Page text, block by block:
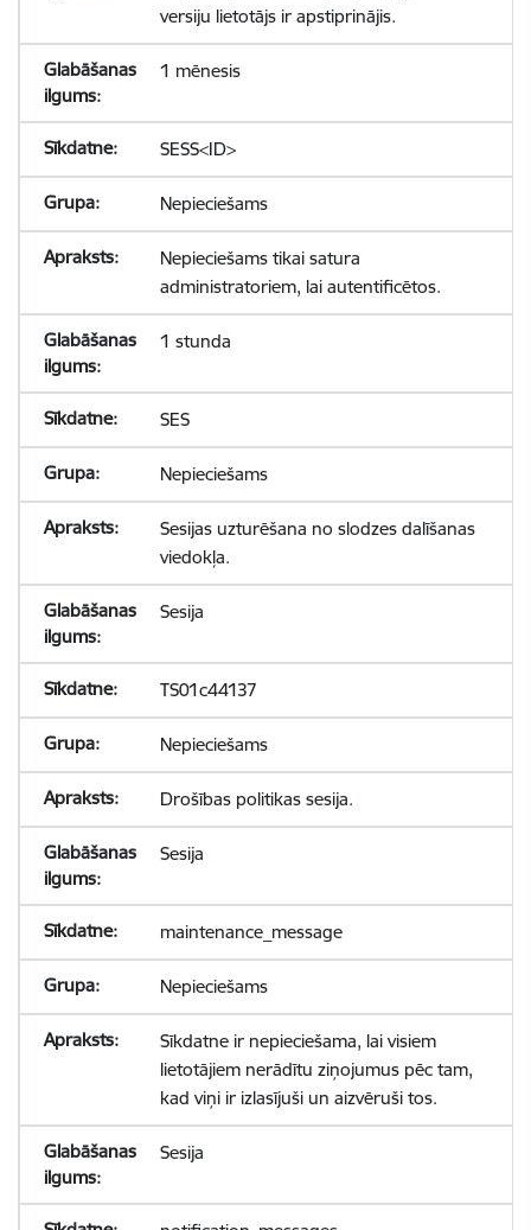
versiju lietotājs ir apstiprinājis.
1 mēnesis
SESS<ID>
Nepieciešams
Nepieciešams tikai satura
administratoriem, lai autentificētos.
1 stunda
SES
Nepieciešams
Sesijas uzturēšana no slodzes dalīšanas
viedokļa.
Sesija
TS01c44137
Nepieciešams
Drošības politikas sesija.
Sesija
maintenance_message
Nepieciešams
Sīkdatne ir nepieciešama, lai visiem
lietotājiem nerādītu ziņojumus pēc tam,
kad viņi ir izlasījuši un aizvēruši tos.
Sesija